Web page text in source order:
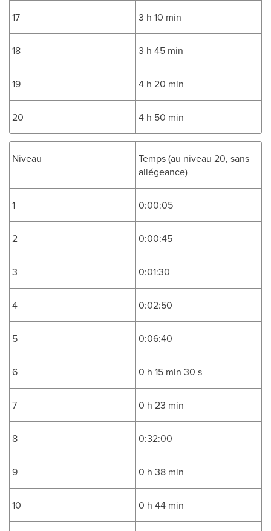
17 3 h 10 min
18 3 h 45 min
19 4 h 20 min
20 4 h 50 min
Niveau
Temps (au niveau 20, sans
allégeance)
1 0:00:05
2 0:00:45
3 0:01:30
4 0:02:50
5 0:06:40
6 0 h 15 min 30 s
7 0 h 23 min
8 0:32:00
9 0 h 38 min
10 0 h 44 min